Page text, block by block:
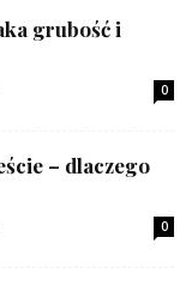
grubość i
0
– dlaczego
0